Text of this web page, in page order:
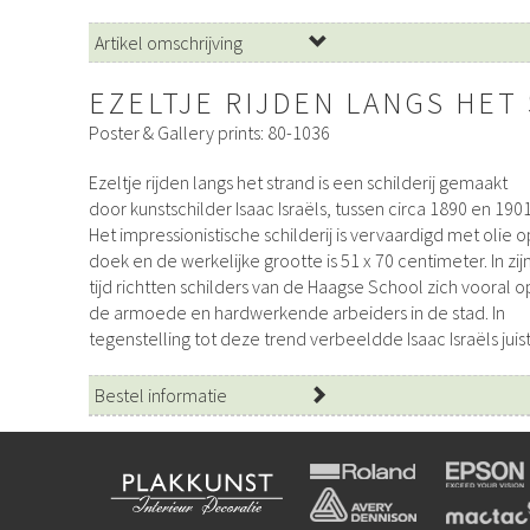
Artikel omschrijving
EZELTJE RIJDEN LANGS HET
Poster & Gallery prints: 80-1036
Ezeltje rijden langs het strand is een schilderij gemaakt
door kunstschilder Isaac Israëls, tussen circa 1890 en
Het impressionistische schilderij is vervaardigd met olie
doek en de werkelijke grootte is 51 x 70 centimeter. In zijn
tijd richtten schilders van de Haagse School zich vooral
de armoede en hardwerkende arbeiders in de stad. In
tegenstelling tot deze trend verbeeldde Isaac Israëls juist
de mooie, welvarende en toeristische kant van
Scheveningen. Hierbij maakte hij vaak gebruik
modellen. Dit schilderij toont een strandgezicht met
kleine meisjes die ezeltje rijden langs de vloedlijn,
matelotjes op het hoofd, gevolgd door een oppasser
blauwe kiel. Deze meisjes waren dat bekenden van de
schilder: Suze Pont, Agatha Pauw en haar kleine zusje.
Israëls wilde met dit kunstwerk de zorgeloze sfeer van een
zonnige dag weer te geven: ezeltje rijden was in zijn
een populair tijdverdrijf aan het strand. Israëls hield
om snel te werken aan zijn schilderijen: ‘Vooral niet te veel
werken’, zei hij, ‘niet meer dan twee uur achter elkaar,
Bestel informatie